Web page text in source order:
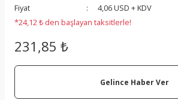
Fiyat
4,06 USD + KDV
*24,12 ₺ den başlayan taksitlerle!
231,85 ₺
Gelince Haber Ver